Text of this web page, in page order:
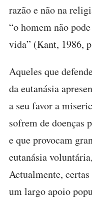
razão e não na
“o homem não
vida” (Kant, 1986,
Aqueles que
da eutanásia
a seu favor a
sofrem de doenças
e que provocam
eutanásia
Actualmente,
um largo apoio